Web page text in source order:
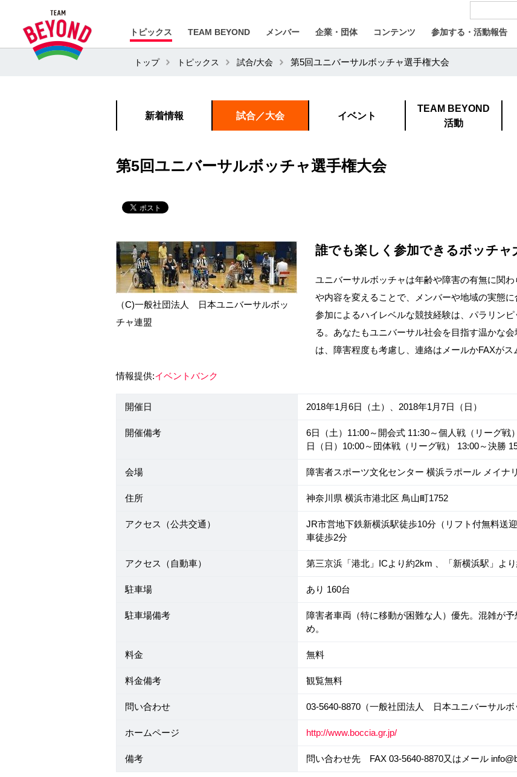
トピックス TEAM BEYOND メンバー 企業・団体 コンテンツ 参加する・活動報告
トップ トピックス 試合/大会 第5回ユニバーサルボッチャ選手権大会
新着情報 試合／大会 イベント
TEAM BEYOND
活動
第5回ユニバーサルボッチャ選手権大会
（C)一般社団法人 日本ユニバーサルボッ
チャ連盟
誰でも楽しく参加できるボッチャ
ユニバーサルボッチャは年齢や障害の有無に関
や内容を変えることで、メンバーや地域の実態
参加によるハイレベルな競技経験は、パラリン
る。あなたもユニバーサル社会を目指す温かな
は、障害程度も考慮し、連絡はメールかFAXが
情報提供:イベントバンク
開催日 2018年1月6日（土）、2018年1月7日（日）
開催備考
6日（土）11:00～開会式 11:30～個人戦（リーグ戦
日（日）10:00～団体戦（リーグ戦） 13:00～決勝
会場 障害者スポーツ文化センター 横浜ラポール メイナ
住所 神奈川県 横浜市港北区 鳥山町1752
アクセス（公共交通）
JR市営地下鉄新横浜駅徒歩10分（リフト付無料送
車徒歩2分
アクセス（自動車） 第三京浜「港北」ICより約2km 、「新横浜駅」よ
駐車場 あり 160台
駐車場備考
障害者車両（特に移動が困難な人）優先。混雑が
め。
料金 無料
料金備考 観覧無料
問い合わせ 03-5640-8870（一般社団法人 日本ユニバーサルボ
ホームページ http://www.boccia.gr.jp/
備考 問い合わせ先 FAX 03-5640-8870又はメール